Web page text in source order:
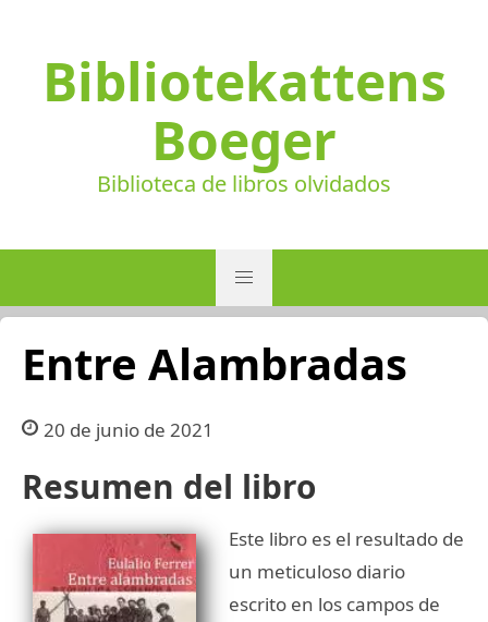
Bibliotekattens
Boeger
Biblioteca de libros olvidados
Entre Alambradas
20 de junio de 2021
Resumen del libro
Este libro es el resultado de
un meticuloso diario
escrito en los campos de